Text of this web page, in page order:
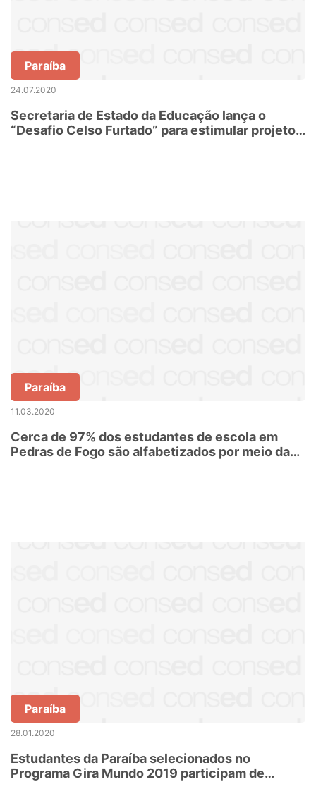
Paraíba
24.07.2020
Secretaria de Estado da Educação lança o
“Desafio Celso Furtado” para estimular projetos
Paraíba
11.03.2020
Cerca de 97% dos estudantes de escola em
Pedras de Fogo são alfabetizados por meio da
Paraíba
28.01.2020
Estudantes da Paraíba selecionados no
Programa Gira Mundo 2019 participam de